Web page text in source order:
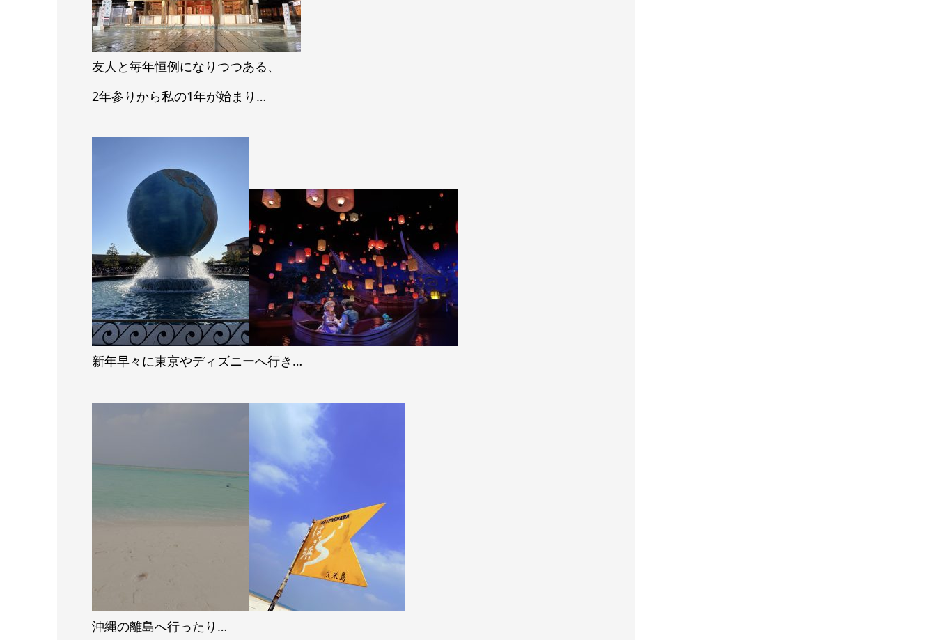
友人と毎年恒例になりつつある、
2年参りから私の1年が始まり…
新年早々に東京やディズニーへ行き…
沖縄の離島へ行ったり…